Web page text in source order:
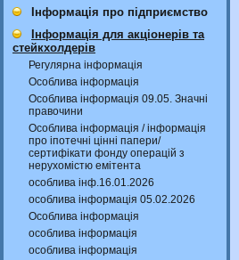
Інформація про підприємство
Інформація для акціонерів та
стейкхолдерів
Регулярна інформація
Особлива інформація
Особлива інформація 09.05. Значні
правочини
Особлива інформація / інформація
про іпотечні цінні папери/
сертифікати фонду операцій з
нерухомістю емітента
особлива інф.16.01.2026
особлива інформація 05.02.2026
Особлива інформація
особлива інформація
особлива інформація